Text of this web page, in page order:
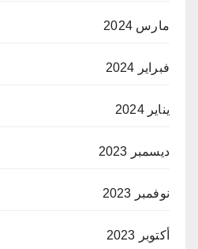
مارس 2024
فبراير 2024
يناير 2024
ديسمبر 2023
نوفمبر 2023
أكتوبر 2023